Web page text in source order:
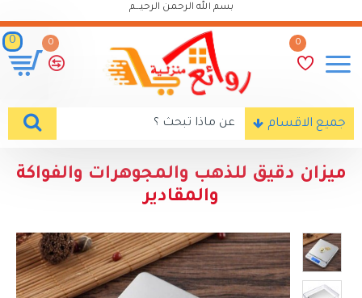
بسم الله الرحمن الرحيـــم
0
0
0
جميع الاقسام
ميزان دقيق للذهب والمجوهرات والفواكة
والمقادير